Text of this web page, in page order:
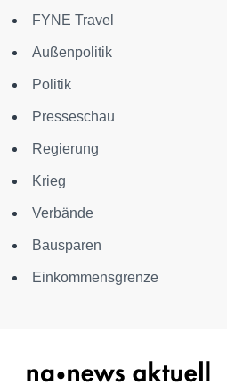
FYNE Travel
Außenpolitik
Politik
Presseschau
Regierung
Krieg
Verbände
Bausparen
Einkommensgrenze